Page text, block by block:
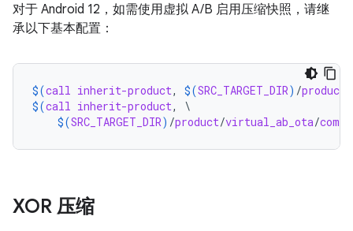
对于 Android 12，如需使用虚拟 A/B 启用压缩快照，请继
承以下基本配置：
$(call inherit-product, $(SRC_TARGET_DIR) /product
$(call inherit-product, \
$(SRC_TARGET_DIR) /product/virtual_ab_ota/
XOR 压缩